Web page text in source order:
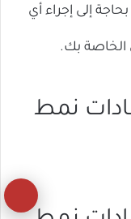
إلى إجراء أي
الخاصة بك.
نمط
زر